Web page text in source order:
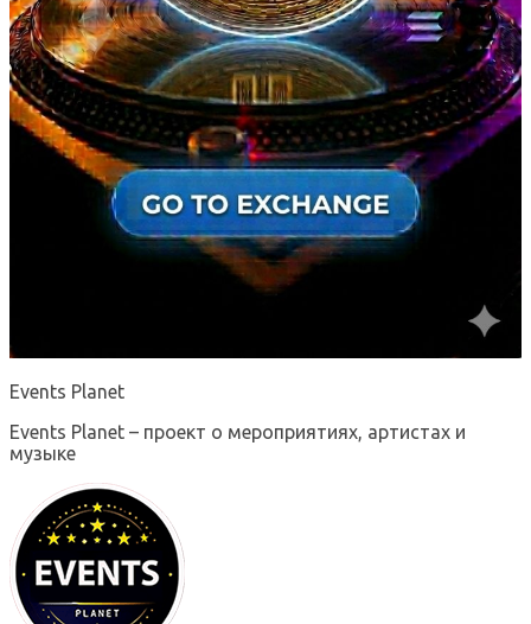
Events Planet
Events Planet – проект о мероприятиях, артистах и
музыке